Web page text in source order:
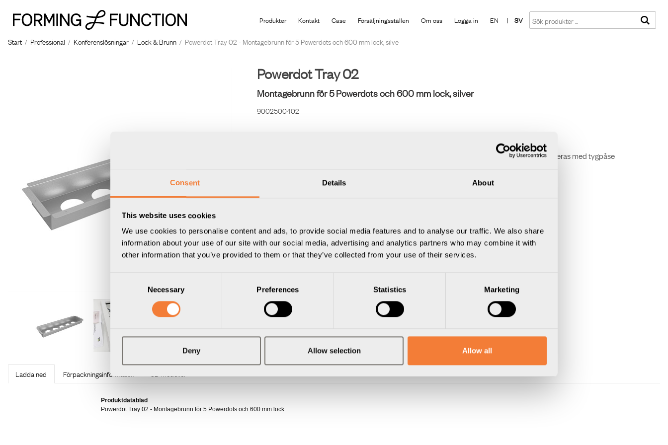
Consent Details About
This website uses cookies
We use cookies to personalise content and ads, to provide social media features and to analyse our traffic. We also share
information about your use of our site with our social media, advertising and analytics partners who may combine it with
other information that you’ve provided to them or that they’ve collected from your use of their services.
Necessary Preferences Statistics Marketing
Deny Allow selection Allow all
Produkter Kontakt Case Försäljningsställen Om oss Logga in EN | SV
Start / Professional / Konferenslösningar / Lock & Brunn / Powerdot Tray 02 - Montagebrunn för 5 Powerdots och 600 mm lock, silve
Powerdot Tray 02
Montagebrunn för 5 Powerdots och 600 mm lock, silver
9002500402
Uttagsbrunn anpassad för 5 st Powerdot Ø80 mm. Monteras med TC60 lock och kan kombineras med tygpåse
Ladda ned Förpackningsinformation
Produktdatablad
Powerdot Tray 02 - Montagebrunn för 5 Powerdots och 600 mm lock